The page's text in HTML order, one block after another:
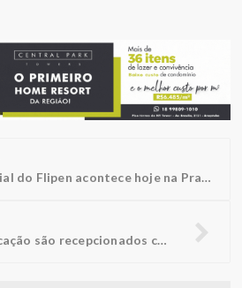
Abertura Oficial do Flipen acontece hoje na Praça 9 de Julho
Profissionais da Educação são recepcionados com palestra performática